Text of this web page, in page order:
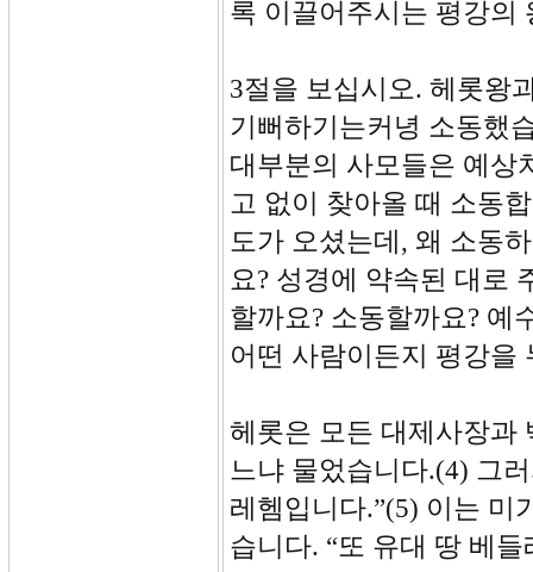
록 이끌어주시는 평강의
3절을 보십시오. 헤롯왕
기뻐하기는커녕 소동했
대부분의 사모들은 예상
고 없이 찾아올 때 소동
도가 오셨는데, 왜 소동
요? 성경에 약속된 대로
할까요? 소동할까요? 예
어떤 사람이든지 평강
헤롯은 모든 대제사장과
느냐 물었습니다.(4) 그
레헴입니다.”(5) 이는 미
습니다. “또 유대 땅 베